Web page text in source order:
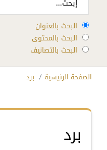
البحث بالعنوان
البحث بالمحتوى
البحث بالتصانيف
الصفحة الرئيسية برد
برد